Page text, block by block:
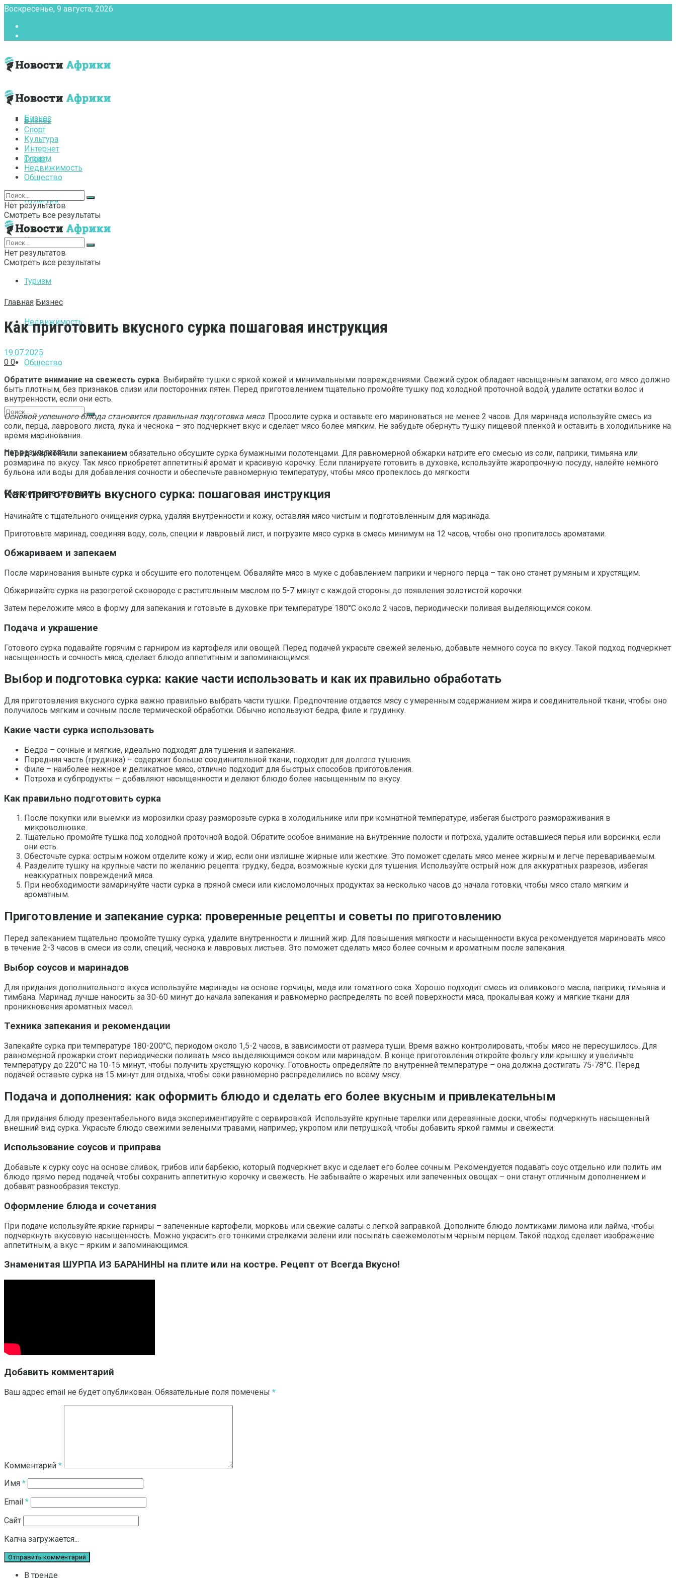
Воскресенье, 9 августа, 2026
Бизнес
Спорт
Культура
Интернет
Туризм
Недвижимость
Общество
Нет результатов
Смотреть все результаты
Бизнес
Спорт
Культура
Интернет
Туризм
Недвижимость
Общество
Нет результатов
Смотреть все результаты
Нет результатов
Смотреть все результаты
Главная Бизнес
Как приготовить вкусного сурка пошаговая инструкция
19.07.2025
0 0
Обратите внимание на свежесть сурка. Выбирайте тушки с яркой кожей и минимальными повреждениями. Свежий сурок обладает насыщенным запахом, его мясо должно
быть плотным, без признаков слизи или посторонних пятен. Перед приготовлением тщательно промойте тушку под холодной проточной водой, удалите остатки волос и
внутренности, если они есть.
Основой успешного блюда становится правильная подготовка мяса. Просолите сурка и оставьте его мариноваться не менее 2 часов. Для маринада используйте смесь из
соли, перца, лаврового листа, лука и чеснока – это подчеркнет вкус и сделает мясо более мягким. Не забудьте обёрнуть тушку пищевой пленкой и оставить в холодильнике на
время маринования.
Перед жаркой или запеканием обязательно обсушите сурка бумажными полотенцами. Для равномерной обжарки натрите его смесью из соли, паприки, тимьяна или
розмарина по вкусу. Так мясо приобретет аппетитный аромат и красивую корочку. Если планируете готовить в духовке, используйте жаропрочную посуду, налейте немного
бульона или воды для добавления сочности и обеспечьте равномерную температуру, чтобы мясо пропеклось до мягкости.
Как приготовить вкусного сурка: пошаговая инструкция
Начинайте с тщательного очищения сурка, удаляя внутренности и кожу, оставляя мясо чистым и подготовленным для маринада.
Приготовьте маринад, соединяя воду, соль, специи и лавровый лист, и погрузите мясо сурка в смесь минимум на 12 часов, чтобы оно пропиталось ароматами.
Обжариваем и запекаем
После маринования выньте сурка и обсушите его полотенцем. Обваляйте мясо в муке с добавлением паприки и черного перца – так оно станет румяным и хрустящим.
Обжаривайте сурка на разогретой сковороде с растительным маслом по 5-7 минут с каждой стороны до появления золотистой корочки.
Затем переложите мясо в форму для запекания и готовьте в духовке при температуре 180°C около 2 часов, периодически поливая выделяющимся соком.
Подача и украшение
Готового сурка подавайте горячим с гарниром из картофеля или овощей. Перед подачей украсьте свежей зеленью, добавьте немного соуса по вкусу. Такой подход подчеркнет
насыщенность и сочность мяса, сделает блюдо аппетитным и запоминающимся.
Выбор и подготовка сурка: какие части использовать и как их правильно обработать
Для приготовления вкусного сурка важно правильно выбрать части тушки. Предпочтение отдается мясу с умеренным содержанием жира и соединительной ткани, чтобы оно
получилось мягким и сочным после термической обработки. Обычно используют бедра, филе и грудинку.
Какие части сурка использовать
Бедра – сочные и мягкие, идеально подходят для тушения и запекания.
Передняя часть (грудинка) – содержит больше соединительной ткани, подходит для долгого тушения.
Филе – наиболее нежное и деликатное мясо, отлично подходит для быстрых способов приготовления.
Потроха и субпродукты – добавляют насыщенности и делают блюдо более насыщенным по вкусу.
Как правильно подготовить сурка
После покупки или выемки из морозилки сразу разморозьте сурка в холодильнике или при комнатной температуре, избегая быстрого размораживания в
микроволновке.
Тщательно промойте тушка под холодной проточной водой. Обратите особое внимание на внутренние полости и потроха, удалите оставшиеся перья или ворсинки, если
они есть.
Обесточьте сурка: острым ножом отделите кожу и жир, если они излишне жирные или жесткие. Это поможет сделать мясо менее жирным и легче перевариваемым.
Разделите тушку на крупные части по желанию рецепта: грудку, бедра, возможные куски для тушения. Используйте острый нож для аккуратных разрезов, избегая
неаккуратных повреждений мяса.
При необходимости замаринуйте части сурка в пряной смеси или кисломолочных продуктах за несколько часов до начала готовки, чтобы мясо стало мягким и
ароматным.
Приготовление и запекание сурка: проверенные рецепты и советы по приготовлению
Перед запеканием тщательно промойте тушку сурка, удалите внутренности и лишний жир. Для повышения мягкости и насыщенности вкуса рекомендуется мариновать мясо
в течение 2-3 часов в смеси из соли, специй, чеснока и лавровых листьев. Это поможет сделать мясо более сочным и ароматным после запекания.
Выбор соусов и маринадов
Для придания дополнительного вкуса используйте маринады на основе горчицы, меда или томатного сока. Хорошо подходит смесь из оливкового масла, паприки, тимьяна и
тимбана. Маринад лучше наносить за 30-60 минут до начала запекания и равномерно распределять по всей поверхности мяса, прокалывая кожу и мягкие ткани для
проникновения ароматных масел.
Техника запекания и рекомендации
Запекайте сурка при температуре 180-200°C, периодом около 1,5-2 часов, в зависимости от размера туши. Время важно контролировать, чтобы мясо не пересушилось. Для
равномерной прожарки стоит периодически поливать мясо выделяющимся соком или маринадом. В конце приготовления откройте фольгу или крышку и увеличьте
температуру до 220°C на 10-15 минут, чтобы получить хрустящую корочку. Готовность определяйте по внутренней температуре – она должна достигать 75-78°C. Перед
подачей оставьте сурка на 15 минут для отдыха, чтобы соки равномерно распределились по всему мясу.
Подача и дополнения: как оформить блюдо и сделать его более вкусным и привлекательным
Для придания блюду презентабельного вида экспериментируйте с сервировкой. Используйте крупные тарелки или деревянные доски, чтобы подчеркнуть насыщенный
внешний вид сурка. Украсьте блюдо свежими зелеными травами, например, укропом или петрушкой, чтобы добавить яркой гаммы и свежести.
Использование соусов и приправа
Добавьте к сурку соус на основе сливок, грибов или барбекю, который подчеркнет вкус и сделает его более сочным. Рекомендуется подавать соус отдельно или полить им
блюдо прямо перед подачей, чтобы сохранить аппетитную корочку и свежесть. Не забывайте о жареных или запеченных овощах – они станут отличным дополнением и
добавят разнообразия текстур.
Оформление блюда и сочетания
При подаче используйте яркие гарниры – запеченные картофели, морковь или свежие салаты с легкой заправкой. Дополните блюдо ломтиками лимона или лайма, чтобы
подчеркнуть вкусовую насыщенность. Можно украсить его тонкими стрелками зелени или посыпать свежемолотым черным перцем. Такой подход сделает изображение
аппетитным, а вкус – ярким и запоминающимся.
Знаменитая ШУРПА ИЗ БАРАНИНЫ на плите или на костре. Рецепт от Всегда Вкусно!
Добавить комментарий
Ваш адрес email не будет опубликован. Обязательные поля помечены *
Комментарий *
Имя *
Email *
Сайт
Капча загружается...
В тренде